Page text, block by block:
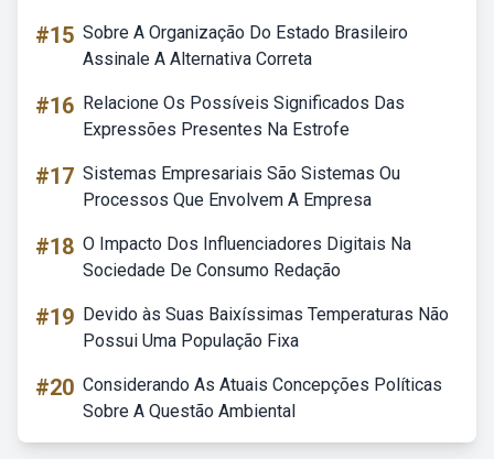
#15 Sobre A Organização Do Estado Brasileiro
Assinale A Alternativa Correta
#16 Relacione Os Possíveis Significados Das
Expressões Presentes Na Estrofe
#17 Sistemas Empresariais São Sistemas Ou
Processos Que Envolvem A Empresa
#18 O Impacto Dos Influenciadores Digitais Na
Sociedade De Consumo Redação
#19 Devido às Suas Baixíssimas Temperaturas Não
Possui Uma População Fixa
#20 Considerando As Atuais Concepções Políticas
Sobre A Questão Ambiental